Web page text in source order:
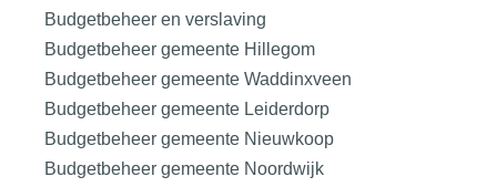
Budgetbeheer en verslaving
Budgetbeheer gemeente Hillegom
Budgetbeheer gemeente Waddinxveen
Budgetbeheer gemeente Leiderdorp
Budgetbeheer gemeente Nieuwkoop
Budgetbeheer gemeente Noordwijk